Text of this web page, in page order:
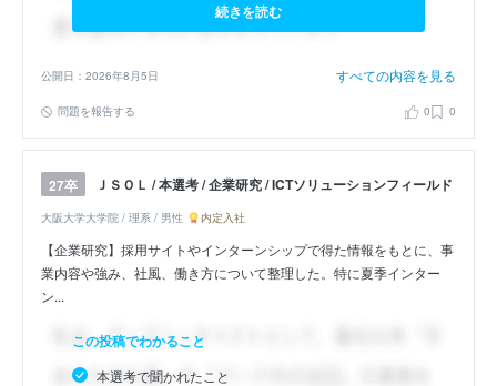
続きを読む
公開日：2026年8月5日 すべての内容を見る
問題を報告する 0 0
27卒 ＪＳＯＬ / 本選考 / 企業研究 / ICTソリューションフィールド
大阪大学大学院 / 理系 / 男性 内定入社
【企業研究】採用サイトやインターンシップで得た情報をもとに、事
業内容や強み、社風、働き方について整理した。特に夏季インター
ン...
この投稿でわかること
本選考で聞かれたこと